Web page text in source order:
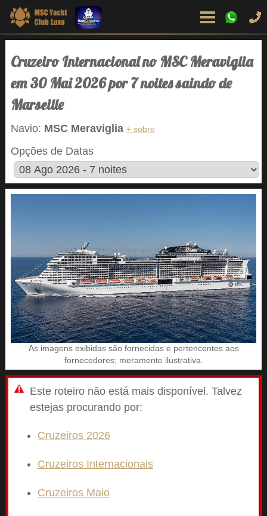
Cruzeiro Internacional no MSC Meraviglia
em 30 Mai 2026 por 7 noites saindo de
Marseille
Navio: MSC Meraviglia + sobre
Opções de Datas
As imagens exibidas são fornecidas e pertencentes aos
fornecedores; meramente ilustrativa.
Este roteiro não está mais disponível. Talvez
estejas procurando por:
Cruzeiros 2026
Cruzeiros Internacionais
Cruzeiros Maio